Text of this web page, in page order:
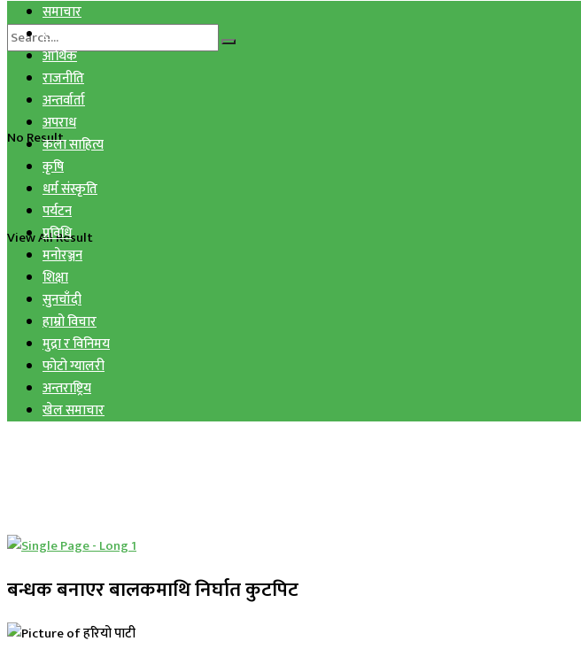
No Result
View All Result
समाचार
स्वास्थ्य
आर्थिक
राजनीति
अन्तर्वार्ता
अपराध
कला साहित्य
कृषि
धर्म संस्कृति
पर्यटन
प्रविधि
मनोरञ्जन
शिक्षा
सुनचाँदी
हाम्रो विचार
मुद्रा र विनिमय
फोटो ग्यालरी
अन्तराष्ट्रिय
खेल समाचार
बन्धक बनाएर बालकमाथि निर्घात कुटपिट